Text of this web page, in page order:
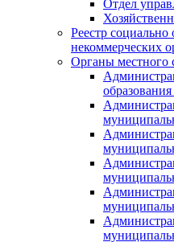
Отдел
Реестр
некоммерческих
Органы местного